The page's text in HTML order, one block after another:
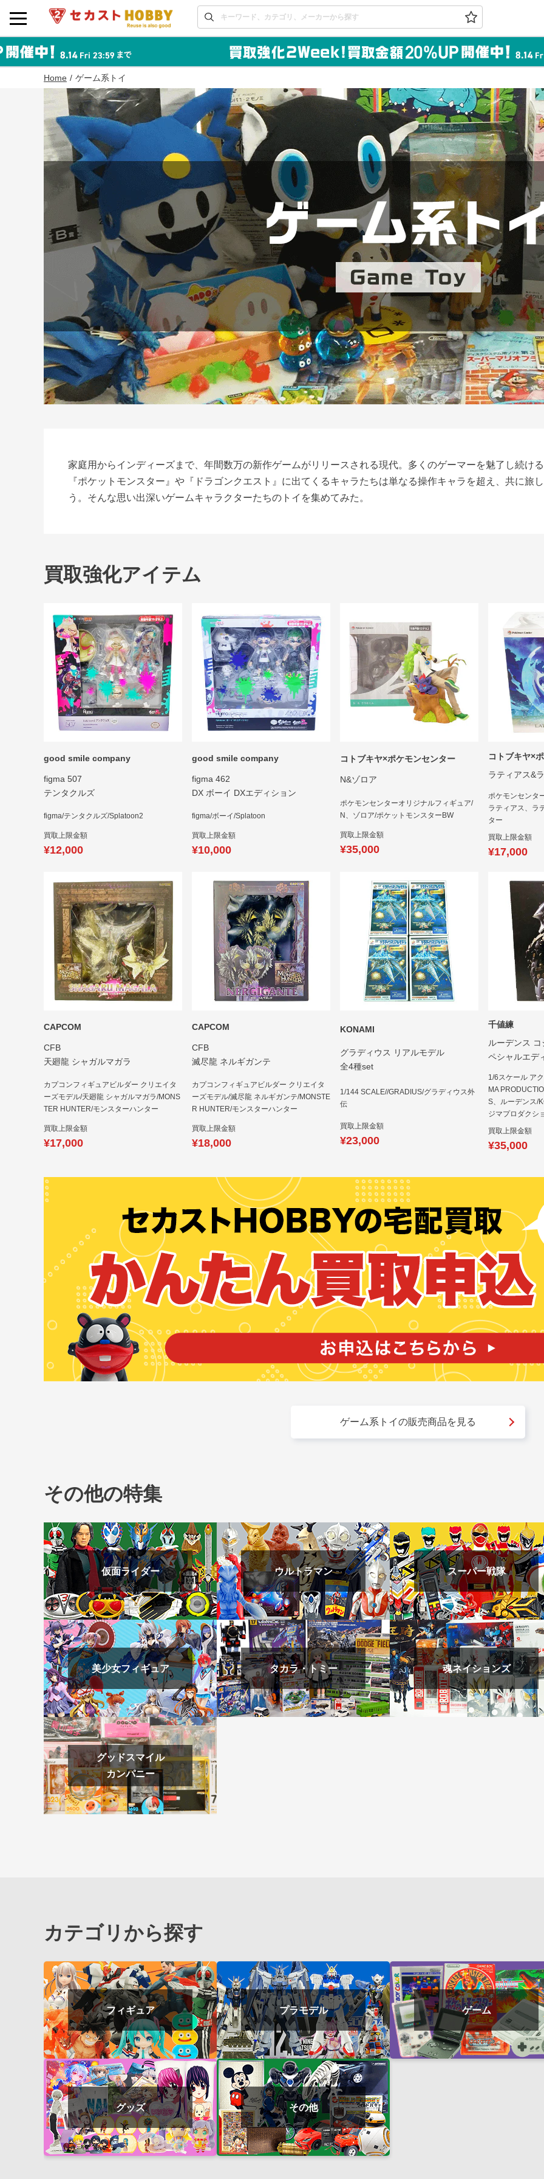
Home ゲーム系トイ
家庭用からインディーズまで、年間数万の新作ゲームがリリースされる現代。多くのゲーマーを魅了し続け
『ポケットモンスター』や『ドラゴンクエスト』に出てくるキャラたちは単なる操作キャラを超え、共に旅
う。そんな思い出深いゲームキャラクターたちのトイを集めてみた。
買取強化アイテム
good smile company
figma 507
テンタクルズ
figma/テンタクルズ/Splatoon2
買取上限金額
¥12,000
good smile company
figma 462
DX ボーイ DXエディション
figma/ボーイ/Splatoon
買取上限金額
¥10,000
コトブキヤ×ポケモンセンター
N&ゾロア
ポケモンセンターオリジナルフィギュア/
N、ゾロア/ポケットモンスターBW
買取上限金額
¥35,000
コトブキヤ×
ラティアス&
ポケモンセンタ
ラティアス、ラ
ター
買取上限金額
¥17,000
CAPCOM
CFB
天廻龍 シャガルマガラ
カプコンフィギュアビルダー クリエイタ
ーズモデル/天廻龍 シャガルマガラ/MONS
TER HUNTER/モンスターハンター
買取上限金額
¥17,000
CAPCOM
CFB
滅尽龍 ネルギガンテ
カプコンフィギュアビルダー クリエイタ
ーズモデル/滅尽龍 ネルギガンテ/MONSTE
R HUNTER/モンスターハンター
買取上限金額
¥18,000
KONAMI
グラディウス リアルモデル
全4種set
1/144 SCALE//GRADIUS/グラディウス外
伝
買取上限金額
¥23,000
千値練
ルーデンス
ペシャルエデ
1/6スケール ア
MA
S、ルーデンス/
ジマプロダクシ
買取上限金額
¥35,000
ゲーム系トイの販売商品を見る
その他の特集
仮面ライダー ウルトラマン スーパー戦隊
美少女フィギュア タカラ・トミー 魂ネイションズ
グッドスマイル
カンパニー
カテゴリから探す
フィギュア プラモデル ゲーム
グッズ その他